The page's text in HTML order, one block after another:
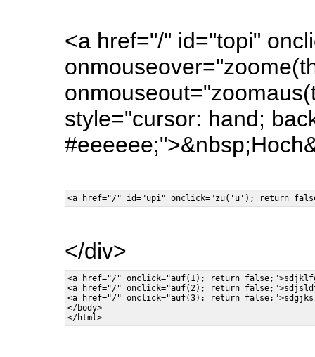
<a href="/" id="topi"
style="cursor: hand;
</div>
<a href="/" onclick="auf(1); return
<a href="/" onclick="auf(2); return
<a href="/" onclick="auf(3); return
</body>